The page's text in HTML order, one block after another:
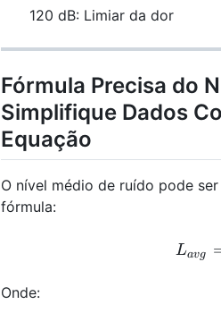
120 dB: Limiar da dor
Fórmula Precisa do
Simplifique Dados
Equação
O nível médio de ruído pode
fórmula:
Lavg
Onde: